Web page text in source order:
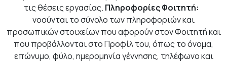
τις θέσεις εργασίας. Πληροφορίες Φοιτητή:
νοούνται το σύνολο των πληροφοριών και
προσωπικών στοιχείων που αφορούν στον Φοιτητή και
που προβάλλονται στο Προφίλ του, όπως το όνομα,
επώνυμο, φύλο, ημερομηνία γέννησης, τηλέφωνο και